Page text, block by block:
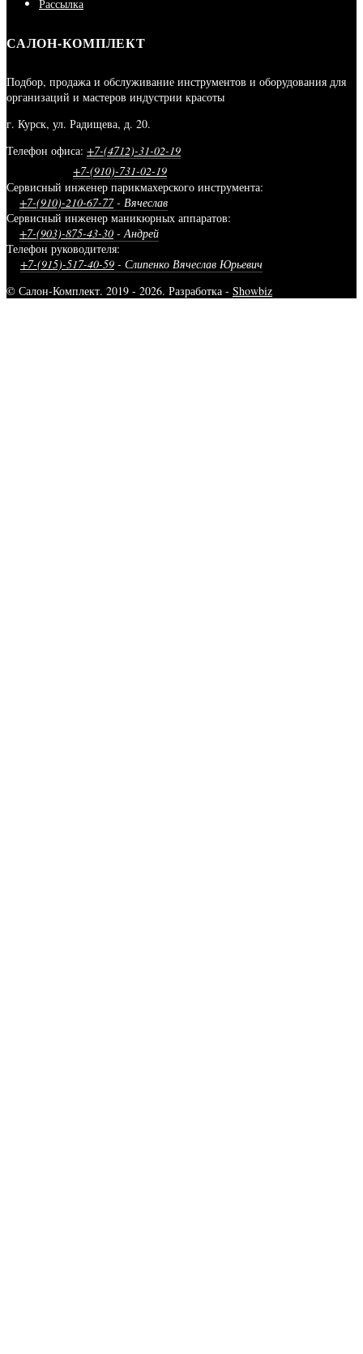
Рассылка
САЛОН-КОМПЛЕКТ
Подбор, продажа и обслуживание инструментов и оборудования для
организаций и мастеров индустрии красоты
г. Курск, ул. Радищева, д. 20.
Телефон офиса: +7-(4712)-31-02-19
+7-(910)-731-02-19
Сервисный инженер парикмахерского инструмента:
+7-(910)-210-67-77- Вячеслав
Сервисный инженер маникюрных аппаратов:
+7-(903)-875-43-30 - Андрей
Телефон руководителя:
+7-(915)-517-40-59 - Слипенко Вячеслав Юрьевич
© Салон-Комплект. 2019 - 2026. Разработка - Showbiz